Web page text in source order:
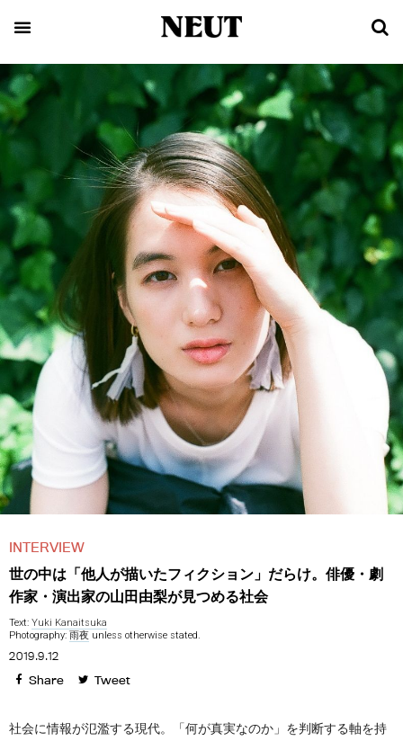
INTERVIEW
世の中は「他人が描いたフィクション」だらけ。俳優・劇
作家・演出家の山田由梨が見つめる社会
Text: Yuki Kanaitsuka
Photography: 雨夜 unless otherwise stated.
2019.9.12
Share Tweet
社会に情報が氾濫する現代。「何が真実なのか」を判断する軸を持